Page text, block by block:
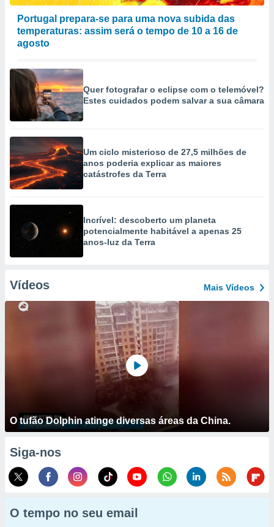
Portugal prepara-se para uma nova subida das
temperaturas: assim será o tempo de 10 a 16 de
agosto
Quer fotografar o eclipse com o telemóvel?
Estes cuidados podem salvar a sua câmara
Um ciclo misterioso de 27,5 milhões de
anos poderia explicar as maiores
catástrofes da Terra
Incrível: descoberto um planeta
potencialmente habitável a apenas 25
anos-luz da Terra
Vídeos Mais Vídeos
O tufão Dolphin atinge diversas áreas da China.
Siga-nos
O tempo no seu email